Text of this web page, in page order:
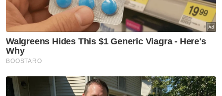
Nak berita-berita terkini dengan lebih pantas?
Jom sertai saluran WhatsApp Sinar Harian:
https://whatsapp.com/channel/
Muat turun aplikasi Sinar Harian.